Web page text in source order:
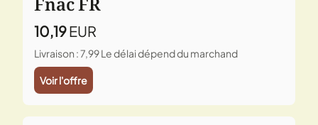
10,19EUR
Livraison : 7,99Le délai dépend du marchand
Voir l'offre